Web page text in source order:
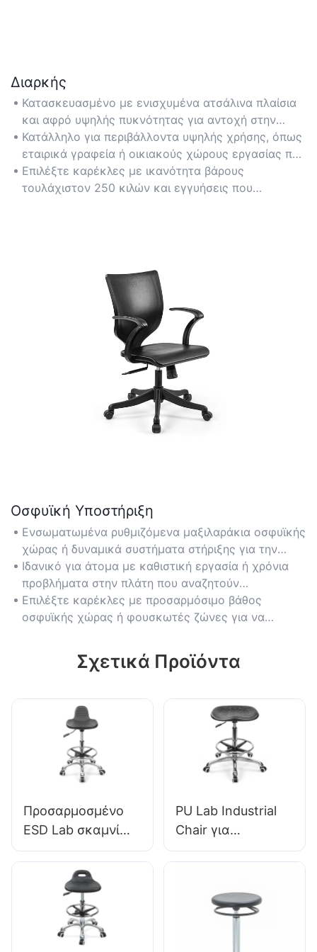
Διαρκής
Κατασκευασμένο με ενισχυμένα ατσάλινα πλαίσια
και αφρό υψηλής πυκνότητας για αντοχή στην
καθημερινή φθορά και διατήρηση της δομικής
ακεραιότητας με την πάροδο των ετών.
Κατάλληλο για περιβάλλοντα υψηλής χρήσης, όπως
εταιρικά γραφεία ή οικιακούς χώρους εργασίας που
απαιτούν μακροπρόθεσμη αξιοπιστία.
Επιλέξτε καρέκλες με ικανότητα βάρους
τουλάχιστον 250 κιλών και εγγυήσεις που
Οσφυϊκή Υποστήριξη
Ενσωματωμένα ρυθμιζόμενα μαξιλαράκια οσφυϊκής
χώρας ή δυναμικά συστήματα στήριξης για την
ευθυγράμμιση της σπονδυλικής στήλης και την
ανακούφιση της πίεσης στην κάτω πλάτη κατά τη
διάρκεια παρατεταμένης χρήσης.
Ιδανικό για άτομα με καθιστική εργασία ή χρόνια
προβλήματα στην πλάτη που αναζητούν
στοχευμένη υποστήριξη της σπονδυλικής στήλης.
Επιλέξτε καρέκλες με προσαρμόσιμο βάθος
οσφυϊκής χώρας ή φουσκωτές ζώνες για να
Σχετικά Προϊόντα
Προσαρμοσμένο
ESD Lab σκαμνί
Μικρό PU Seat
Ρυθμιζόμενο ύψος
& Βάση 5 αστέρων
για εργαστηριακό
PU Lab Industrial
Chair για
ερευνητικά
μαζική αγορά